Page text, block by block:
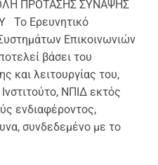
ΠΡΟΤΑΣΗΣ ΣΥΝΑΨΗΣ
Το Ερευνητικό
Επικοινωνιών
βάσει του
και λειτουργίας του,
ΝΠΙΔ εκτός
ενδιαφέροντος,
συνδεδεμένο με το